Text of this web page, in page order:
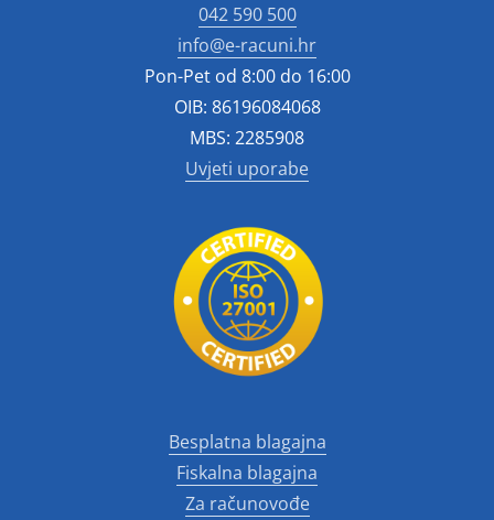
042 590 500
info@e-racuni.hr
Pon-Pet od 8:00 do 16:00
OIB: 86196084068
MBS: 2285908
Uvjeti uporabe
Besplatna blagajna
Fiskalna blagajna
Za računovođe